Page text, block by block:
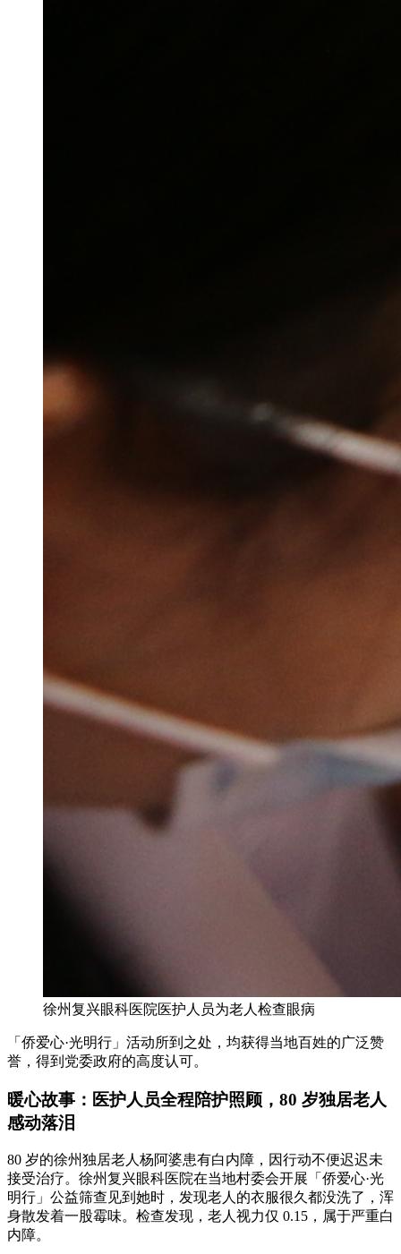
徐州复兴眼科医院医护人员为老人检查眼病
「侨爱心·光明行」活动所到之处，均获得当地百姓的广泛赞
誉，得到党委政府的高度认可。
暖心故事：医护人员全程陪护照顾，80 岁独居老人
感动落泪
80 岁的徐州独居老人杨阿婆患有白内障，因行动不便迟迟未
接受治疗。徐州复兴眼科医院在当地村委会开展「侨爱心·光
明行」公益筛查见到她时，发现老人的衣服很久都没洗了，浑
身散发着一股霉味。检查发现，老人视力仅 0.15，属于严重白
内障。